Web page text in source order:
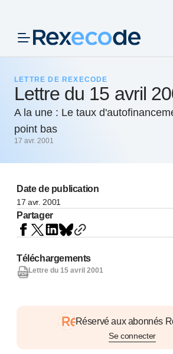
LETTRE DE REXECODE
Lettre du 15 avril
A la une : Le taux
point bas
17 avr. 2001
Date de publication
17 avr. 2001
Partager
Réservé aux abonnés
Se connecter
Téléchargements
Lettre du 15 avril 2001